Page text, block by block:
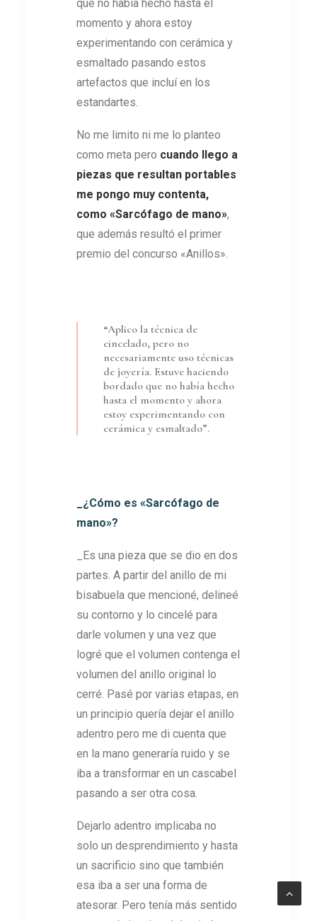
que no había hecho hasta el
momento y ahora estoy
experimentando con cerámica y
esmaltado pasando estos
artefactos que incluí en los
estandartes.
No me limito ni me lo planteo
como meta pero cuando llego a
piezas que resultan portables
me pongo muy contenta,
como «Sarcófago de mano»,
que además resultó el primer
premio del concurso «Anillos».
“Aplico la técnica de
cincelado, pero no
necesariamente uso técnicas
de joyería. Estuve haciendo
bordado que no había hecho
hasta el momento y ahora
estoy experimentando con
cerámica y esmaltado”.
_¿Cómo es «Sarcófago de
mano»?
_Es una pieza que se dio en dos
partes. A partir del anillo de mi
bisabuela que mencioné, delineé
su contorno y lo cincelé para
darle volumen y una vez que
logré que el volumen contenga el
volumen del anillo original lo
cerré. Pasé por varias etapas, en
un principio quería dejar el anillo
adentro pero me di cuenta que
en la mano generaría ruido y se
iba a transformar en un cascabel
pasando a ser otra cosa.
Dejarlo adentro implicaba no
solo un desprendimiento y hasta
un sacrificio sino que también
esa iba a ser una forma de
atesorar. Pero tenía más sentido